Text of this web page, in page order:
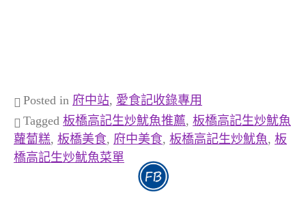
Posted in 府中站, 愛食記收錄專用
Tagged 板橋高記生炒魷魚推薦, 板橋高記生炒魷魚
蘿蔔糕, 板橋美食, 府中美食, 板橋高記生炒魷魚, 板
橋高記生炒魷魚菜單